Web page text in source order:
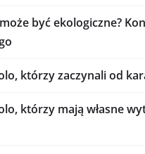
być ekologiczne?
którzy zaczynali od
którzy mają własne